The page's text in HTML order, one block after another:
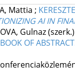
Mattia ;
AI IN
Gulnaz
OF